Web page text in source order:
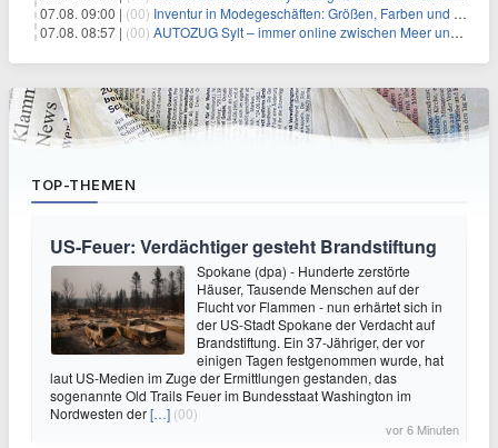
07.08. 09:00 | (00) Inventur in Modegeschäften: Größen, Farben und Varianten zählen
07.08. 08:57 | (00) AUTOZUG Sylt – immer online zwischen Meer und Festland
TOP-THEMEN
US-Feuer: Verdächtiger gesteht Brandstiftung
Spokane (dpa) - Hunderte zerstörte
Häuser, Tausende Menschen auf der
Flucht vor Flammen - nun erhärtet sich in
der US-Stadt Spokane der Verdacht auf
Brandstiftung. Ein 37-Jähriger, der vor
einigen Tagen festgenommen wurde, hat
laut US-Medien im Zuge der Ermittlungen gestanden, das
sogenannte Old Trails Feuer im Bundesstaat Washington im
Nordwesten der[…] (00)
vor 6 Minuten